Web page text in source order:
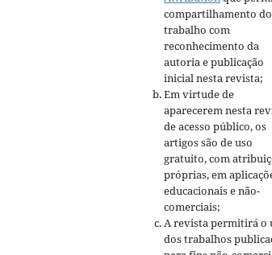
compartilhamento do
trabalho com
reconhecimento da
autoria e publicação
inicial nesta revista;
Em virtude de
aparecerem nesta
de acesso público, os
artigos são de uso
gratuito, com
próprias, em
educacionais e não-
comerciais;
A revista permitirá o
dos trabalhos